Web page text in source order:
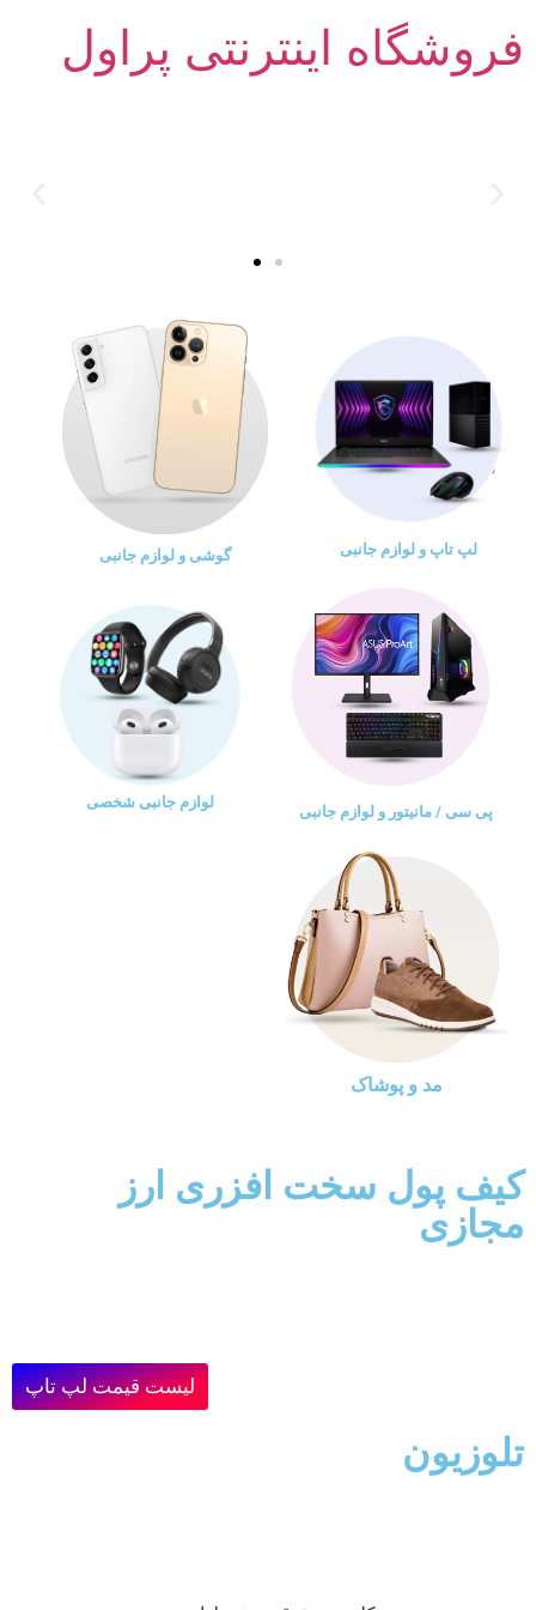
فروشگاه اینترنتی پراول
لپ تاپ و لوازم جانبی گوشی و لوازم جانبی
پی سی / مانیتور و لوازم جانبی
لوازم جانبی شخصی
مد و پوشاک
کیف پول سخت افزری ارز
مجازی
لیست قیمت لپ تاپ
تلوزیون